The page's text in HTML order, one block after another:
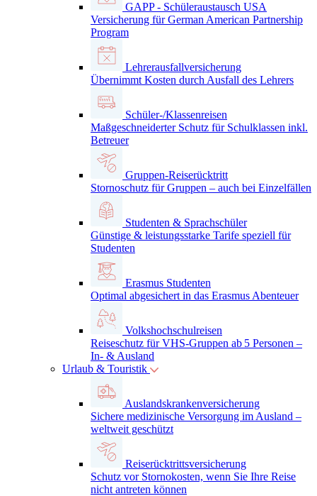
GAPP - Schüleraustausch USA
Versicherung für German American Partnership
Program
Lehrerausfallversicherung
Übernimmt Kosten durch Ausfall des Lehrers
Schüler-/Klassenreisen
Maßgeschneiderter Schutz für Schulklassen inkl.
Betreuer
Gruppen-Reiserücktritt
Stornoschutz für Gruppen – auch bei Einzelfällen
Studenten & Sprachschüler
Günstige & leistungsstarke Tarife speziell für
Studenten
Erasmus Studenten
Optimal abgesichert in das Erasmus Abenteuer
Volkshochschulreisen
Reiseschutz für VHS-Gruppen ab 5 Personen –
In- & Ausland
Urlaub & Touristik
Auslandskrankenversicherung
Sichere medizinische Versorgung im Ausland –
weltweit geschützt
Reiserücktrittsversicherung
Schutz vor Stornokosten, wenn Sie Ihre Reise
nicht antreten können